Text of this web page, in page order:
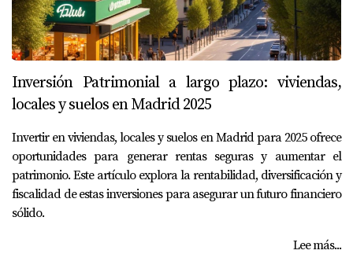
Inversión Patrimonial a largo plazo: viviendas,
locales y suelos en Madrid 2025
Invertir en viviendas, locales y suelos en Madrid para 2025 ofrece
oportunidades para generar rentas seguras y aumentar el
patrimonio. Este artículo explora la rentabilidad, diversificación y
fiscalidad de estas inversiones para asegurar un futuro financiero
sólido.
Lee más...